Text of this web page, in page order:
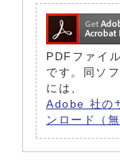
PDFファイ
です。同ソ
には、
Adobe 社の
ンロード（